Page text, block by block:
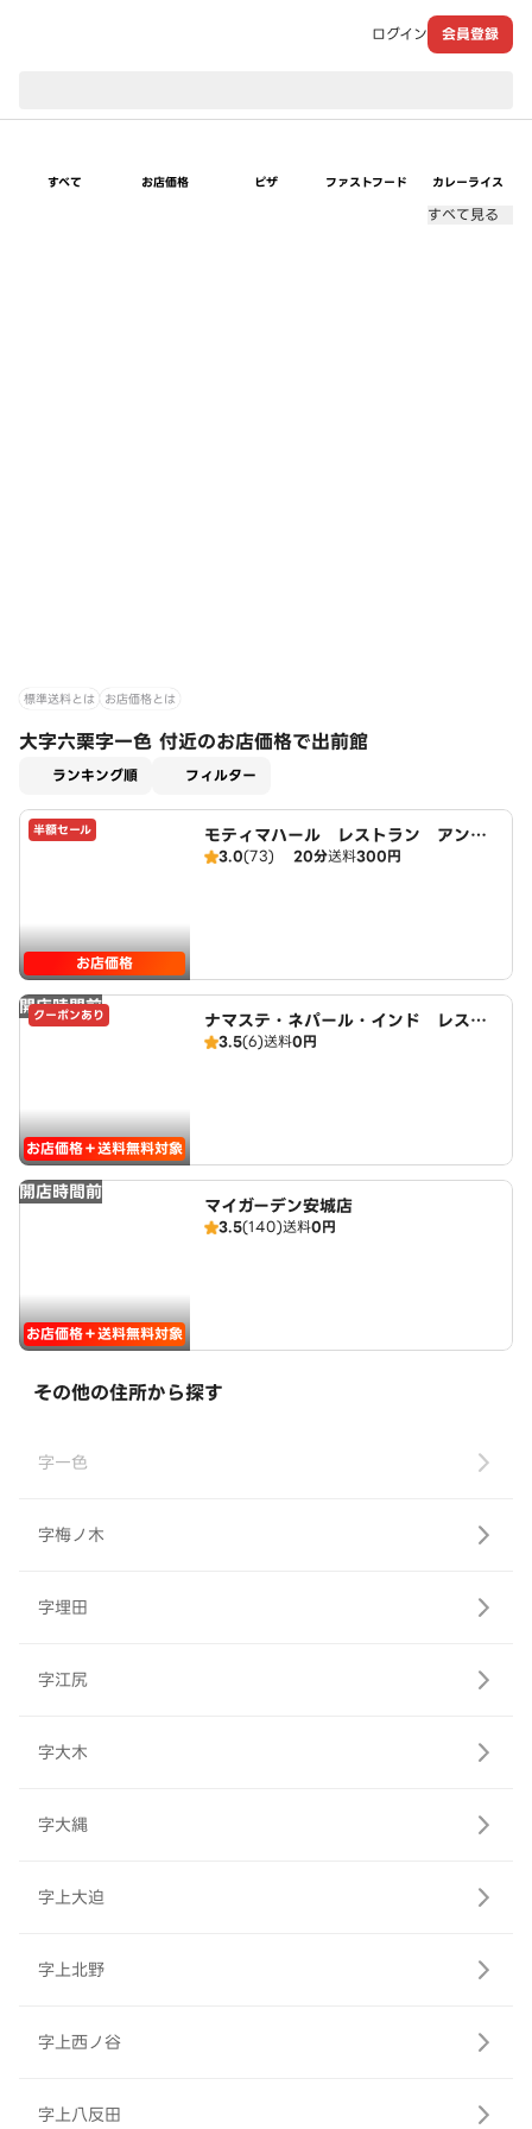
ログイン 会員登録
すべて お店価格 ピザ ファストフード カレーライス
すべて見る
標準送料とは お店価格とは
大字六栗字一色 付近のお店価格で出前館
ランキング順 フィルター
半額セール
お店価格
モティマハール レストラン アンド
バー
3.0(73) 20分送料300円
開店時間前
クーポンあり
お店価格＋送料無料対象
ナマステ・ネパール・インド レスト
ラン
3.5(6)送料0円
開店時間前
お店価格＋送料無料対象
マイガーデン安城店
3.5(140)送料0円
その他の住所から探す
字一色
字梅ノ木
字埋田
字江尻
字大木
字大縄
字上大迫
字上北野
字上西ノ谷
字上八反田